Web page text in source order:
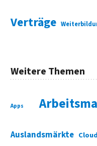
Verträge
Weitere Themen
Apps
Auslandsmärkte